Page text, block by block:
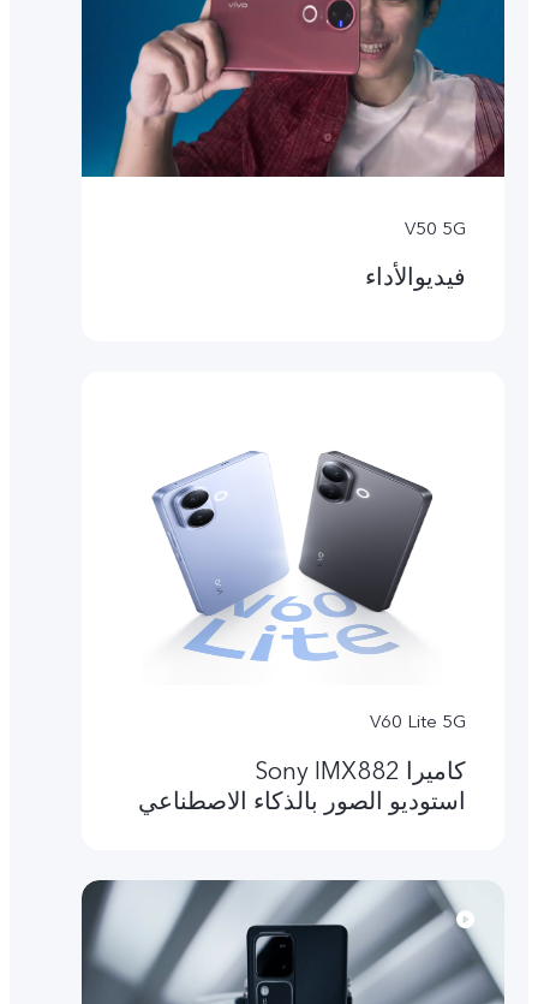
V50 5G
فيديوالأداء
V60 Lite 5G
کامیرا Sony IMX882
استوديو الصور بالذكاء الاصطناعي